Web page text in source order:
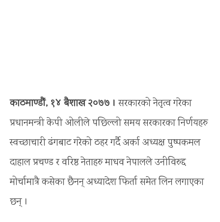
काठमाण्डौं, १४ बैशाख २०७७ । सरकारको नेतृत्व गरेका
प्रधानमन्त्री केपी ओलीले पछिल्लो समय सरकारका निर्णयहरु
स्वच्छाचारी ढंगबाट गरेको ठहर गर्दै अर्का अध्यक्ष पुष्पकमल
दाहाल प्रचण्ड र वरिष्ठ नेताहरु माधव नेपालले उनीविरुद्द
मोर्चामात्रै कसेका छैनन् अध्यादेश फिर्ता समेत लिन लगाएका
छन् ।